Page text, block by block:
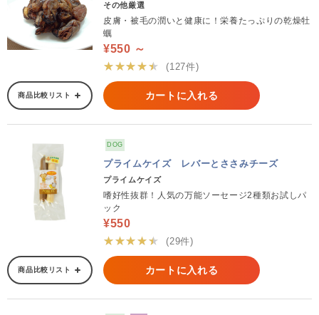
その他厳選
皮膚・被毛の潤いと健康に！栄養たっぷりの乾燥牡
蠣
¥550 ～
★★★★★
(127件)
商品比較リスト カートに入れる
DOG
プライムケイズ レバーとささみチーズ
プライムケイズ
嗜好性抜群！人気の万能ソーセージ2種類お試しパ
ック
¥550
★★★★★
(29件)
商品比較リスト カートに入れる